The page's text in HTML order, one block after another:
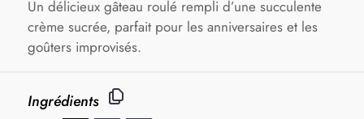
Un délicieux gâteau roulé rempli d’une succulente
crème sucrée, parfait pour les anniversaires et les
goûters improvisés.
Ingrédients